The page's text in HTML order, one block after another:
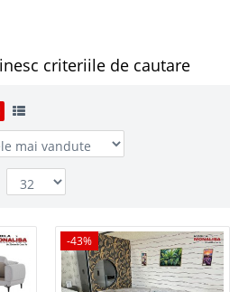
criteriile de cautare
-43%